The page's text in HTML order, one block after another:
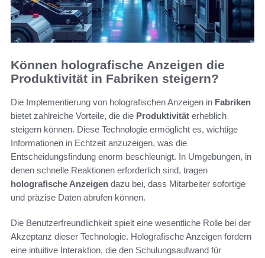
Können holografische Anzeigen die
Produktivität in Fabriken steigern?
Die Implementierung von holografischen Anzeigen in Fabriken
bietet zahlreiche Vorteile, die die Produktivität erheblich
steigern können. Diese Technologie ermöglicht es, wichtige
Informationen in Echtzeit anzuzeigen, was die
Entscheidungsfindung enorm beschleunigt. In Umgebungen, in
denen schnelle Reaktionen erforderlich sind, tragen
holografische Anzeigen dazu bei, dass Mitarbeiter sofortige
und präzise Daten abrufen können.
Die Benutzerfreundlichkeit spielt eine wesentliche Rolle bei der
Akzeptanz dieser Technologie. Holografische Anzeigen fördern
eine intuitive Interaktion, die den Schulungsaufwand für